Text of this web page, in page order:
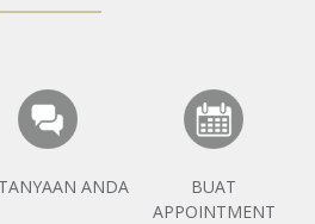
ANDA
BUAT
APPOINTMENT